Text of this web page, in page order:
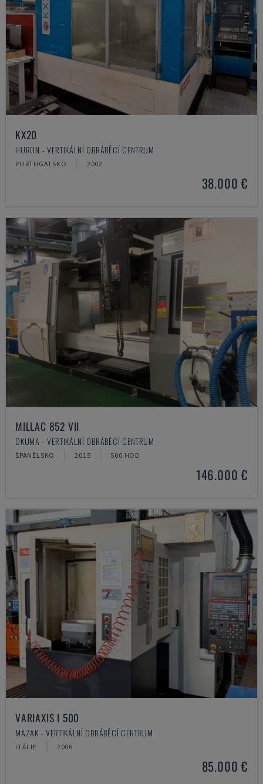
KX20
HURON - VERTIKÁLNÍ OBRÁBĚCÍ CENTRUM
PORTUGALSKO 2002
38.000 €
MILLAC 852 VII
OKUMA - VERTIKÁLNÍ OBRÁBĚCÍ CENTRUM
ŠPANĚLSKO 2015 500 HOD
146.000 €
VARIAXIS I 500
MAZAK - VERTIKÁLNÍ OBRÁBĚCÍ CENTRUM
ITÁLIE 2006
85.000 €